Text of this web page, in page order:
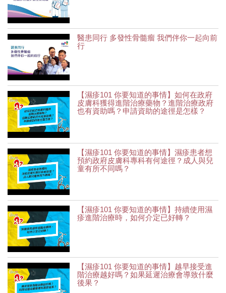
醫患同行 多發性骨髓瘤 我們伴你一起向前
行
【濕疹101 你要知道的事情】如何在政府
皮膚科獲得進階治療藥物？進階治療政府
也有資助嗎？申請資助的途徑是怎樣？
【濕疹101 你要知道的事情】濕疹患者想
預約政府皮膚科專科有何途徑？成人與兒
童有所不同嗎？
【濕疹101 你要知道的事情】持續使用濕
疹進階治療時，如何介定已好轉？
【濕疹101 你要知道的事情】越早接受進
階治療越好嗎？如果延遲治療會導致什麼
後果？